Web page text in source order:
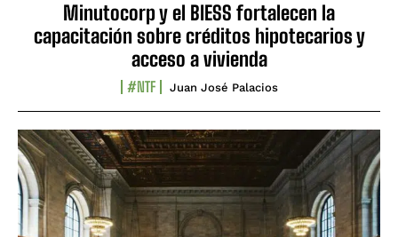
Minutocorp y el BIESS fortalecen la
capacitación sobre créditos hipotecarios y
acceso a vivienda
#NTF Juan José Palacios